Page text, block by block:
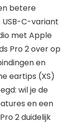
betere
C-variant
met Apple
Pro 2 over op
en
eartips (XS)
wil je de
en een
2 duidelijk